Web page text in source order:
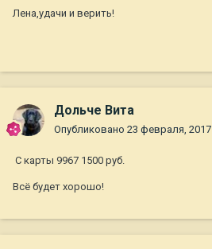
Лена,удачи и верить!
Дольче Вита
Опубликовано 23 февраля, 2017
С карты 9967 1500 руб.
Всё будет хорошо!